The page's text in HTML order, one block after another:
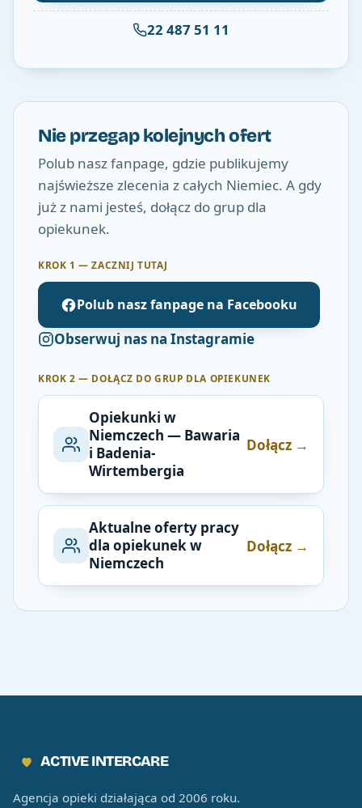
22 487 51 11
Nie przegap kolejnych ofert
Polub nasz fanpage, gdzie publikujemy
najświeższe zlecenia z całych Niemiec. A gdy
już z nami jesteś, dołącz do grup dla
opiekunek.
KROK 1 — ZACZNIJ TUTAJ
Polub nasz fanpage na Facebooku
Obserwuj nas na Instagramie
KROK 2 — DOŁĄCZ DO GRUP DLA OPIEKUNEK
Opiekunki w
Niemczech — Bawaria
i Badenia-
Wirtembergia
Dołącz →
Aktualne oferty pracy
dla opiekunek w
Niemczech
Dołącz →
ACTIVE INTERCARE
Agencja opieki działająca od 2006 roku.